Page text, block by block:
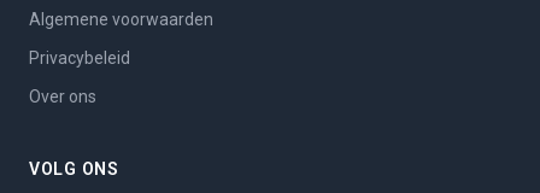
Algemene voorwaarden
Privacybeleid
Over ons
VOLG ONS